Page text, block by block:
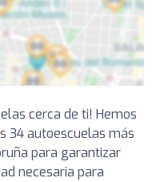
cerca de ti! Hemos
34 autoescuelas más
para garantizar
necesaria para